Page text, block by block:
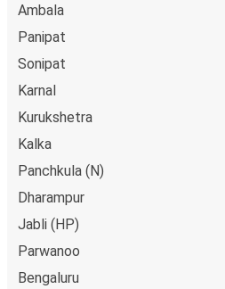
Ambala
Panipat
Sonipat
Karnal
Kurukshetra
Kalka
Panchkula (N)
Dharampur
Jabli (HP)
Parwanoo
Bengaluru